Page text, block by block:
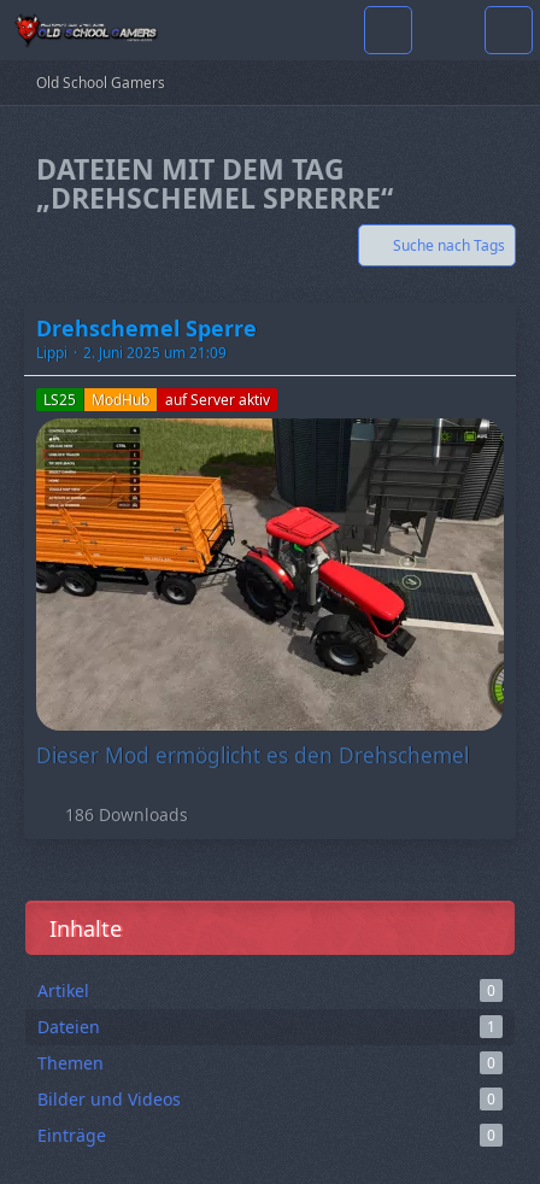
Old School Gamers
DATEIEN MIT DEM TAG
„DREHSCHEMEL SPRERRE“
Suche nach Tags
Drehschemel Sperre
Lippi 2. Juni 2025 um 21:09
Dieser Mod ermöglicht es den Drehschemel
LS25 ModHub auf Server aktiv
186 Downloads
Inhalte
Artikel 0
Dateien 1
Themen 0
Bilder und Videos 0
Einträge 0